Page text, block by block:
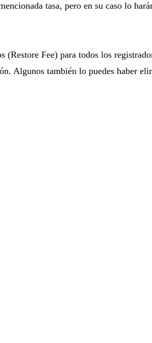
tasa, pero en su caso lo
Fee) para todos los
Algunos también lo puedes haber